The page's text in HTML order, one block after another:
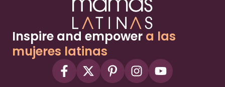
Inspire and empower a las
mujeres latinas